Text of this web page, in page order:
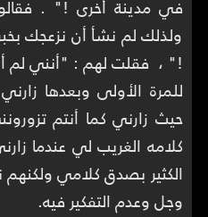
في مدينة أخرى !" .
ولذلك لم نشأ أن نزعجك
!" ، فقلت لهم : "أنني لم
للمرة الأولى وبعدها زارني
حيث زارني كما أنتم
كلامه الغريب لي عندما
الكثير بصدق كلامي
وجل وعدم التفكير فيه.